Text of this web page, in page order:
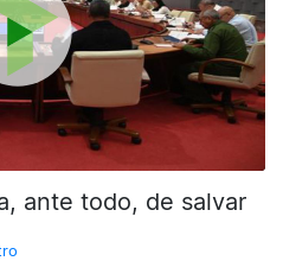
ante todo, de salvar